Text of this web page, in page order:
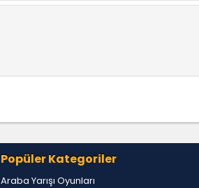
Popüler Kategoriler
Araba Yarışı Oyunları